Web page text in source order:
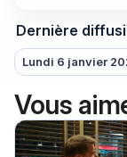
Dernière
Lundi 6 janvier
Vous